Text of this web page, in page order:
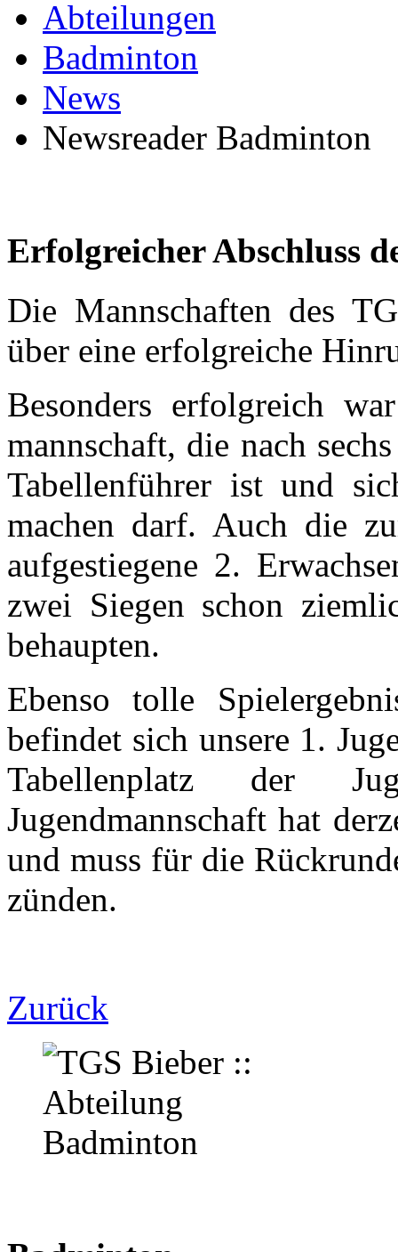
Abteilungen
Badminton
News
Newsreader Badminton
Erfolgreicher Abschluss
Die Mannschaften des
über eine erfolgreiche
Besonders erfolgreich
mannschaft, die nach
Tabellenführer ist und
machen darf. Auch die
aufgestiegene 2.
zwei Siegen schon
behaupten.
Ebenso tolle
befindet sich unsere 1.
Tabellenplatz der
Jugendmannschaft hat
und muss für die
zünden.
Zurück